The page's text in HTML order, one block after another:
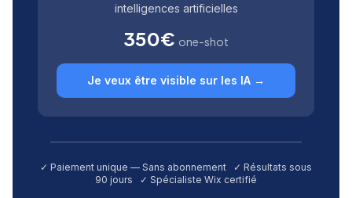
intelligences artificielles
350€ one-shot
Je veux être visible sur les IA →
✓ Paiement unique — Sans abonnement ✓ Résultats sous
90 jours ✓ Spécialiste Wix certifié